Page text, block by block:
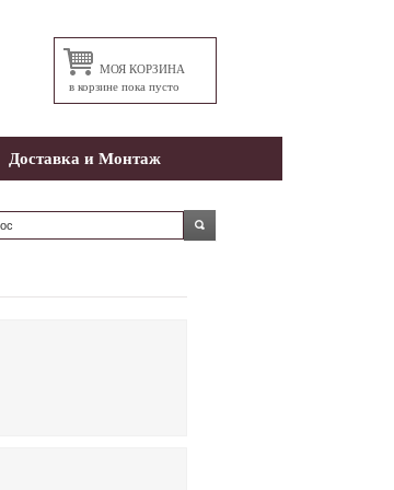
МОЯ КОРЗИНА
в корзине пока пусто
Доставка и Монтаж